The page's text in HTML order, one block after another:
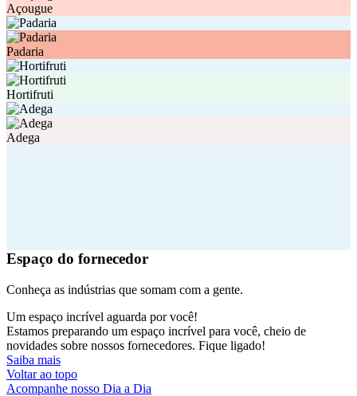
Açougue
Padaria
Hortifruti
Adega
Espaço do fornecedor
Conheça as indústrias que somam com a gente.
Um espaço incrível aguarda por você!
Estamos preparando um espaço incrível para você, cheio de
novidades sobre nossos fornecedores. Fique ligado!
Saiba mais
Voltar ao topo
Acompanhe nosso Dia a Dia